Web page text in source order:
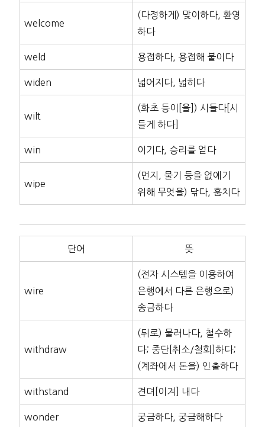
welcome
(다정하게) 맞이하다, 환영
하다
weld 용접하다, 용접해 붙이다
widen 넓어지다, 넓히다
wilt
(화초 등이[을]) 시들다[시
들게 하다]
win 이기다, 승리를 얻다
wipe
(먼지, 물기 등을 없애기
위해 무엇을) 닦다, 훔치다
단어 뜻
wire
(전자 시스템을 이용하여
은행에서 다른 은행으로)
송금하다
withdraw
(뒤로) 물러나다, 철수하
다; 중단[취소/철회]하다;
(계좌에서 돈을) 인출하다
withstand 견뎌[이겨] 내다
wonder 궁금하다, 궁금해하다